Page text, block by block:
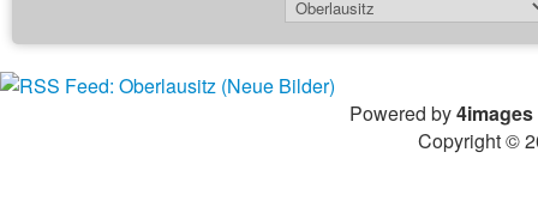
Powered by4images
Copyright ©